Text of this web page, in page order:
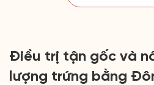
Điều trị tận gốc và
lượng trứng bằng